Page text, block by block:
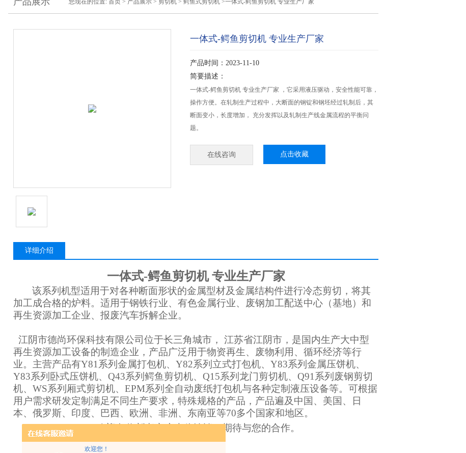
欢迎您！
您现在的位置: 首页 > 产品展示 > 剪切机 > 鳄鱼式剪切机 >一体式-鳄鱼剪切机 专业生产厂家
一体式-鳄鱼剪切机 专业生产厂家
产品时间：2023-11-10
简要描述：
一体式-鳄鱼剪切机 专业生产厂家 ，它采用液压驱动，安全性能可靠，
操作方便。在轧制生产过程中，大断面的钢锭和钢坯经过轧制后，其
断面变小，长度增加， 充分发挥以及轧制生产线金属流程的平衡问
题。
在线咨询 点击收藏
详细介绍
一体式-鳄鱼剪切机 专业生产厂家
该系列机型适用于对各种断面形状的金属型材及金属结构件进行冷态剪切，将其
加工成合格的炉料。适用于钢铁行业、有色金属行业、废钢加工配送中心（基地）和
再生资源加工企业、报废汽车拆解企业。
江阴市德尚环保科技有限公司位于长三角城市，
江苏省江阴市，是国内生产大中型
再生资源加工设备的制造企业，产品广泛用于物资再生、废物利用、循环经济等行
业。 主营产品有Y81系列金属打包机、Y82系列立式打包机、Y83系列金属压饼机、
Y83系列卧式压饼机、Q43系列鳄鱼剪切机、Q15系列龙门剪切机、Q91系列废钢剪切
机、WS系列厢式剪切机、EPM系列全自动废纸打包机与各种定制液压设备等。可根据
用户需求研发定制满足不同生产要求，特殊规格的产品，产品遍及中国、美国、日
本、俄罗斯、印度、巴西、欧洲、非洲、东南亚等70多个国家和地区。
欢迎各位新老客户光临洽谈！期待与您的合作。